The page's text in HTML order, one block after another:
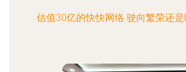
估值30亿的快快网络 驶向繁荣还是